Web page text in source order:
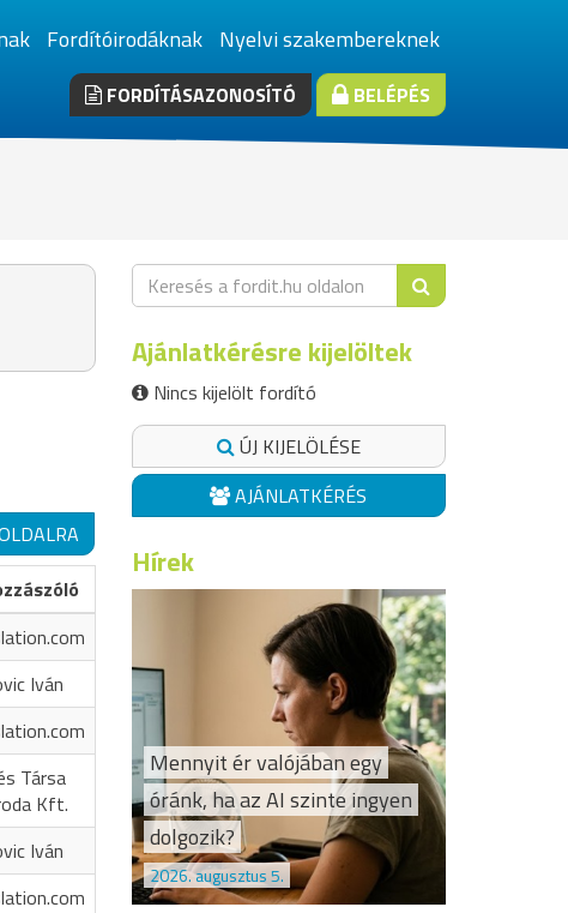
Fordítóirodáknak Nyelvi szakembereknek
FORDÍTÁSAZONOSÍTÓ BELÉPÉS
Iván
Társa
Kft.
Iván
Ajánlatkérésre kijelöltek
Nincs kijelölt fordító
ÚJ KIJELÖLÉSE
AJÁNLATKÉRÉS
Hírek
Mennyit ér valójában egy
óránk, ha az AI szinte ingyen
dolgozik?
2026. augusztus 5.